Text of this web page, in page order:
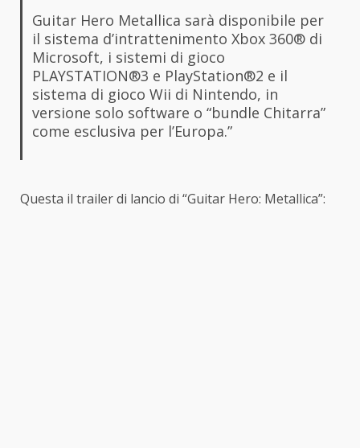
Guitar Hero Metallica sarà disponibile per
il sistema d’intrattenimento Xbox 360® di
Microsoft, i sistemi di gioco
PLAYSTATION®3 e PlayStation®2 e il
sistema di gioco Wii di Nintendo, in
versione solo software o “bundle Chitarra”
come esclusiva per l’Europa.”
Questa il trailer di lancio di “Guitar Hero: Metallica”: